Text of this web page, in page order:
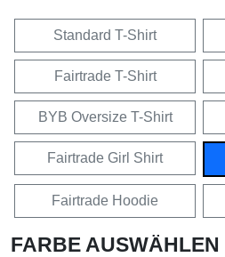
Standard T-Shirt
Fairtrade T-Shirt
BYB Oversize T-Shirt
Fairtrade Girl Shirt
Fairtrade Hoodie
FARBE AUSWÄHLEN